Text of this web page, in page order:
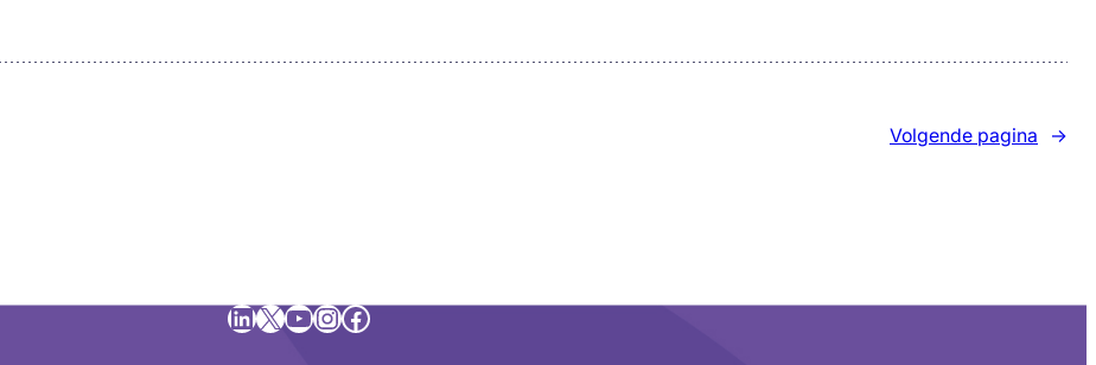
Volgende pagina →
LinkedIn
X YouTube
Instagram
Facebook